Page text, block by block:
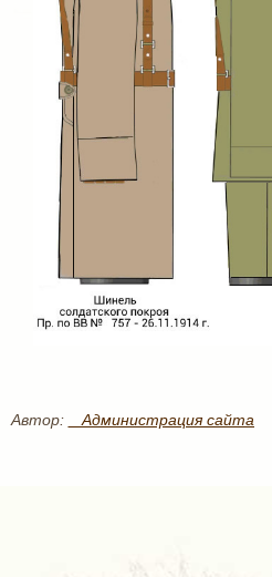
Автор: _ Администрация сайта